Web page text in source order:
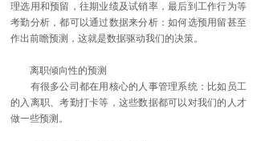
理选用和预留，往期业绩及试销率，最后到工作行为等
考勤分析，都可以通过数据来分析：如何选预用留甚至
作出前瞻预测，这就是数据驱动我们的决策。
离职倾向性的预测
有很多公司都在用核心的人事管理系统：比如员工
的入离职、考勤打卡等，这些数据都可以对我们的人才
做一些预测。